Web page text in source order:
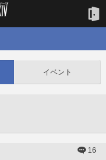
イベント
16